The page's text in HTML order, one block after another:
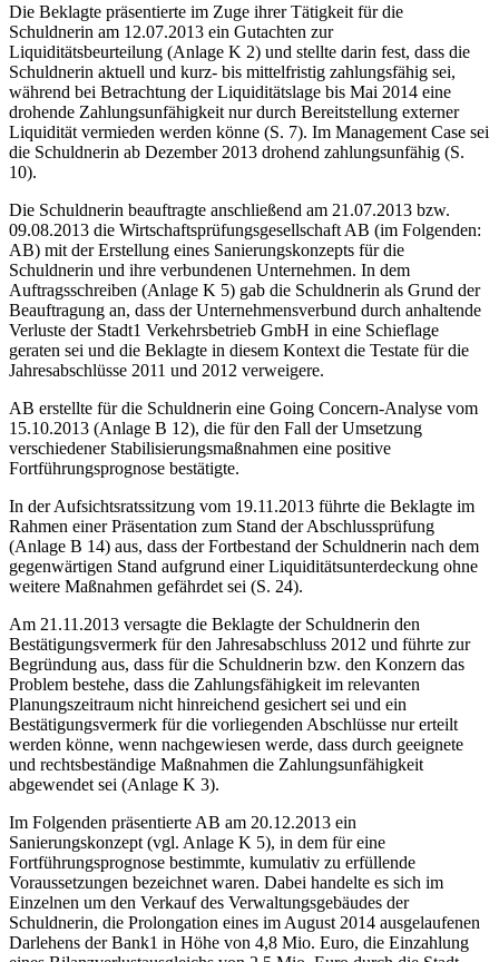
Die Beklagte präsentierte im Zuge ihrer Tätigkeit für die
Schuldnerin am 12.07.2013 ein Gutachten zur
Liquiditätsbeurteilung (Anlage K 2) und stellte darin fest, dass die
Schuldnerin aktuell und kurz- bis mittelfristig zahlungsfähig sei,
während bei Betrachtung der Liquiditätslage bis Mai 2014 eine
drohende Zahlungsunfähigkeit nur durch Bereitstellung externer
Liquidität vermieden werden könne (S. 7). Im Management Case sei
die Schuldnerin ab Dezember 2013 drohend zahlungsunfähig (S.
10).
Die Schuldnerin beauftragte anschließend am 21.07.2013 bzw.
09.08.2013 die Wirtschaftsprüfungsgesellschaft AB (im Folgenden:
AB) mit der Erstellung eines Sanierungskonzepts für die
Schuldnerin und ihre verbundenen Unternehmen. In dem
Auftragsschreiben (Anlage K 5) gab die Schuldnerin als Grund der
Beauftragung an, dass der Unternehmensverbund durch anhaltende
Verluste der Stadt1 Verkehrsbetrieb GmbH in eine Schieflage
geraten sei und die Beklagte in diesem Kontext die Testate für die
Jahresabschlüsse 2011 und 2012 verweigere.
AB erstellte für die Schuldnerin eine Going Concern-Analyse vom
15.10.2013 (Anlage B 12), die für den Fall der Umsetzung
verschiedener Stabilisierungsmaßnahmen eine positive
Fortführungsprognose bestätigte.
In der Aufsichtsratssitzung vom 19.11.2013 führte die Beklagte im
Rahmen einer Präsentation zum Stand der Abschlussprüfung
(Anlage B 14) aus, dass der Fortbestand der Schuldnerin nach dem
gegenwärtigen Stand aufgrund einer Liquiditätsunterdeckung ohne
weitere Maßnahmen gefährdet sei (S. 24).
Am 21.11.2013 versagte die Beklagte der Schuldnerin den
Bestätigungsvermerk für den Jahresabschluss 2012 und führte zur
Begründung aus, dass für die Schuldnerin bzw. den Konzern das
Problem bestehe, dass die Zahlungsfähigkeit im relevanten
Planungszeitraum nicht hinreichend gesichert sei und ein
Bestätigungsvermerk für die vorliegenden Abschlüsse nur erteilt
werden könne, wenn nachgewiesen werde, dass durch geeignete
und rechtsbeständige Maßnahmen die Zahlungsunfähigkeit
abgewendet sei (Anlage K 3).
Im Folgenden präsentierte AB am 20.12.2013 ein
Sanierungskonzept (vgl. Anlage K 5), in dem für eine
Fortführungsprognose bestimmte, kumulativ zu erfüllende
Voraussetzungen bezeichnet waren. Dabei handelte es sich im
Einzelnen um den Verkauf des Verwaltungsgebäudes der
Schuldnerin, die Prolongation eines im August 2014 ausgelaufenen
Darlehens der Bank1 in Höhe von 4,8 Mio. Euro, die Einzahlung